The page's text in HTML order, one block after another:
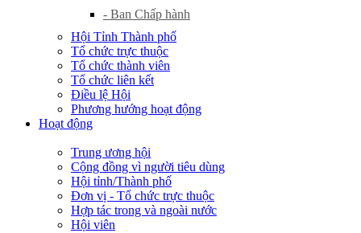
- Ban Chấp hành
Hội Tỉnh Thành phố
Tổ chức trực thuộc
Tổ chức thành viên
Tổ chức liên kết
Điều lệ Hội
Phương hướng hoạt động
Hoạt động
Trung ương hội
Cộng đồng vì người tiêu dùng
Hội tỉnh/Thành phố
Đơn vị - Tổ chức trực thuộc
Hợp tác trong và ngoài nước
Hội viên